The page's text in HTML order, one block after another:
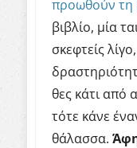
προωθούν τη
βιβλίο, μία
σκεφτείς
θες κάτι από
τότε κάνε
θάλασσα.